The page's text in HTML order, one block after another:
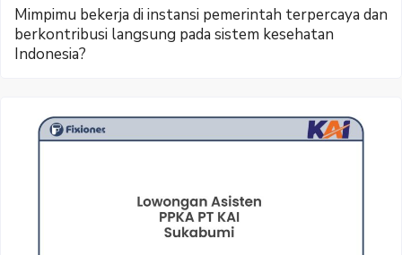
Mimpimu bekerja di instansi pemerintah terpercaya dan
berkontribusi langsung pada sistem kesehatan
Indonesia?